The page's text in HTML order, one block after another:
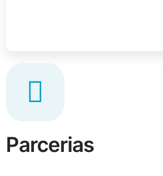
Parcerias